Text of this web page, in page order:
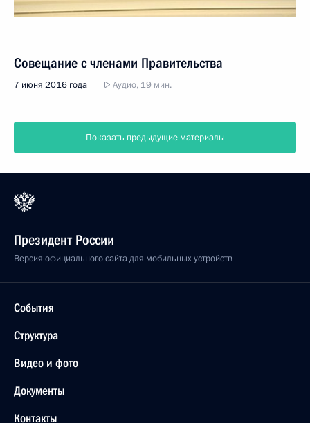
Совещание с членами Правительства
7 июня 2016 года Аудио, 19 мин.
Показать предыдущие материалы
Президент России
Версия официального сайта для мобильных устройств
События
Структура
Видео и фото
Документы
Контакты